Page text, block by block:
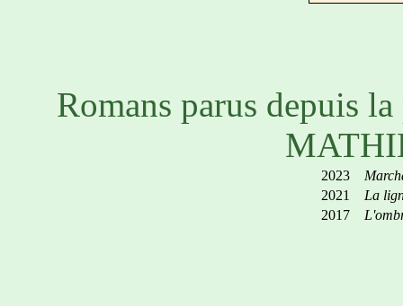
Romans parus depuis
2023
2021
La
2017